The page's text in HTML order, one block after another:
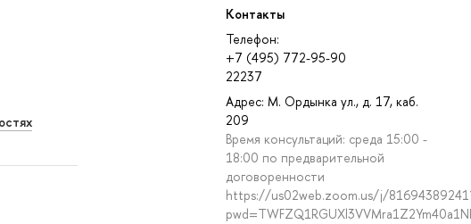
Контакты
Телефон:
+7 (495) 772-95-90
22237
Адрес: М. Ордынка ул., д. 17, каб.
209
Время консультаций: среда 15:00 -
18:00 по предварительной
договоренности
https://us02web.zoom.us/j/